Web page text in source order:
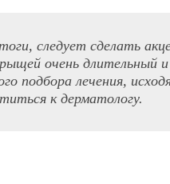
следует сделать
очень длительный
подбора лечения,
к дерматологу.